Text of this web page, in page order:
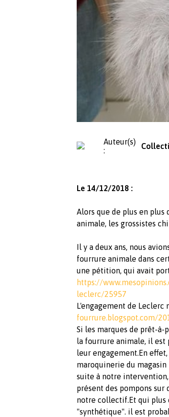
Auteur(s)
:
Le 14/12/2018 :
Alors que de plus en
animale, les grossistes
Il y a deux ans, nous
fourrure animale dans
une pétition, qui avait
https://
leclerc/25957
L'engagement de
fourrure.blogspot.com/
Si les marques de prêt-
la fourrure animale, il est
leur engagement.En
maroquinerie du magasin
suite à notre
présent des pompons sur
notre collectif.Et qui plus
"synthétique". il est